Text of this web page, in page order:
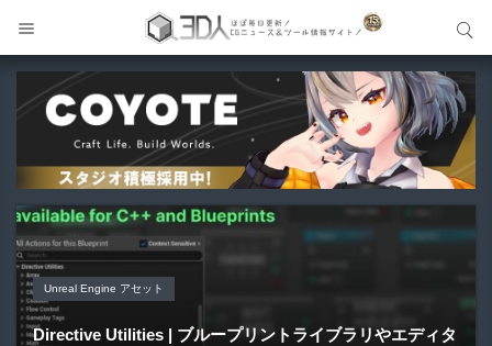
Unreal Engine アセット
Unreal Engine アセット
Pipe It | 直感的にパイプ形状を構築出来るUnreal Engine
Unreal Engine アセット
Directive Utilities | ブループリントライブラリやエディタ
Unity 本
Unityエフェクトレシピブック パーツを組み合わせて作れ
アセット-Asset
SiroinoSotai | 完全無料＆CC0 で商用利用OKなVRChat
サイト内検索